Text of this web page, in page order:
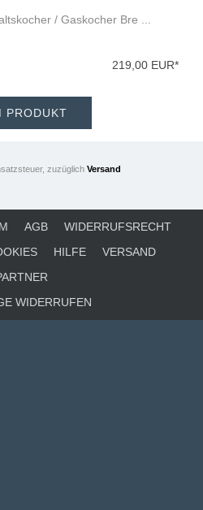
/ Gaskocher Bre ...
219,00 EUR*
PRODUKT
zuzüglich Versand
AGB
WIDERRUFSRECHT
HILFE
VERSAND
WIDERRUFEN